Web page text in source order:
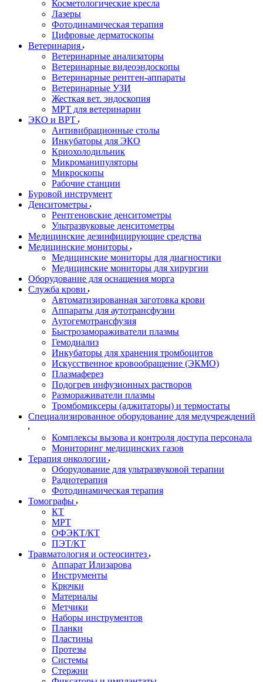
Косметологические кресла
Лазеры
Фотодинамическая терапия
Цифровые дерматоскопы
Ветеринария
Ветеринарные анализаторы
Ветеринарные видеоэндоскопы
Ветеринарные рентген-аппараты
Ветеринарные УЗИ
Жесткая вет. эндоскопия
МРТ для ветеринарии
ЭКО и ВРТ
Антивибрационные столы
Инкубаторы для ЭКО
Криохолодильник
Микроманипуляторы
Микроскопы
Рабочие станции
Буровой инструмент
Денситометры
Рентгеновские денситометры
Ультразвуковые денситометры
Медицинские дезинфицирующие средства
Медицинские мониторы
Медицинские мониторы для диагностики
Медицинские мониторы для хирургии
Оборудование для оснащения морга
Служба крови
Автоматизированная заготовка крови
Аппараты для аутотрансфузии
Аутогемотрансфузия
Быстрозамораживатели плазмы
Гемодиализ
Инкубаторы для хранения тромбоцитов
Искусственное кровообращение (ЭКМО)
Плазмаферез
Подогрев инфузионных растворов
Размораживатели плазмы
Тромбомиксеры (аджитаторы) и термостаты
Специализированное оборудование для медучреждений
Комплексы вызова и контроля доступа персонала
Мониторинг медицинских газов
Терапия онкологии
Оборудование для ультразвуковой терапии
Радиотерапия
Фотодинамическая терапия
Томографы
КТ
МРТ
ОФЭКТ/КТ
ПЭТ/КТ
Травматология и остеосинтез
Аппарат Илизарова
Инструменты
Крючки
Материалы
Метчики
Наборы инструментов
Планки
Пластины
Протезы
Системы
Стержни